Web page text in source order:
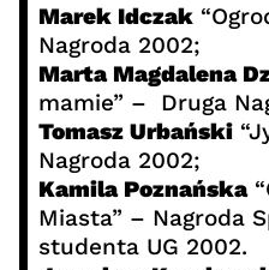
Marek Idczak
Nagroda 2002;
Marta Magdalena
mamie” – Druga
Tomasz Urbański
Nagroda 2002;
Kamila Poznańska
Miasta” – Nagroda
studenta UG 2002.